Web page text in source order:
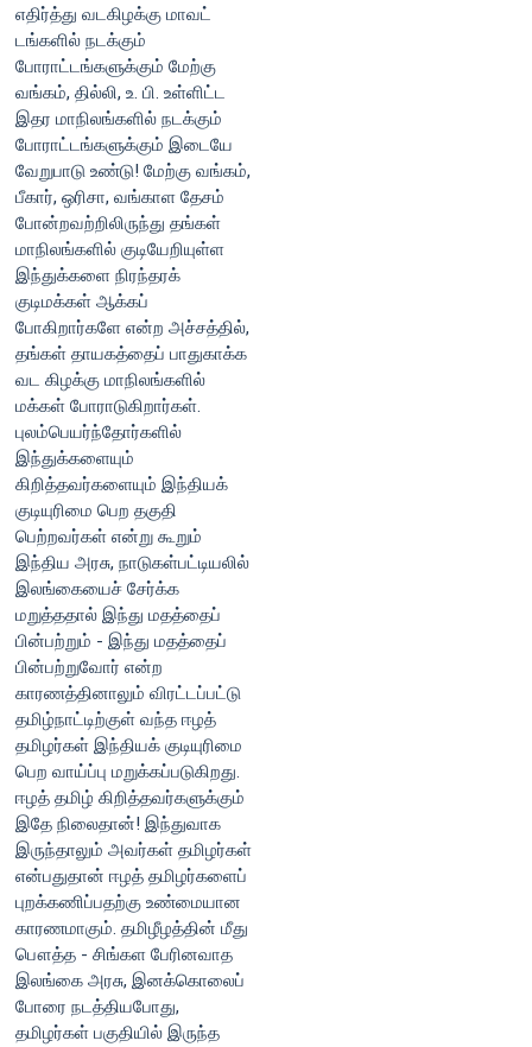
எதிர்த்து வடகிழக்கு மாவட்
டங்களில் நடக்கும்
போராட்டங்களுக்கும் மேற்கு
வங்கம், தில்லி, உ. பி. உள்ளிட்ட
இதர மாநிலங்களில் நடக்கும்
போராட்டங்களுக்கும் இடையே
வேறுபாடு உண்டு! மேற்கு வங்கம்,
பீகார், ஒரிசா, வங்காள தேசம்
போன்றவற்றிலிருந்து தங்கள்
மாநிலங்களில் குடியேறியுள்ள
இந்துக்களை நிரந்தரக்
குடிமக்கள் ஆக்கப்
போகிறார்களே என்ற அச்சத்தில்,
தங்கள் தாயகத்தைப் பாதுகாக்க
வட கிழக்கு மாநிலங்களில்
மக்கள் போராடுகிறார்கள்.
புலம்பெயர்ந்தோர்களில்
இந்துக்களையும்
கிறித்தவர்களையும் இந்தியக்
குடியுரிமை பெற தகுதி
பெற்றவர்கள் என்று கூறும்
இந்திய அரசு, நாடுகள்பட்டியலில்
இலங்கையைச் சேர்க்க
மறுத்ததால் இந்து மதத்தைப்
பின்பற்றும் - இந்து மதத்தைப்
பின்பற்றுவோர் என்ற
காரணத்தினாலும் விரட்டப்பட்டு
தமிழ்நாட்டிற்குள் வந்த ஈழத்
தமிழர்கள் இந்தியக் குடியுரிமை
பெற வாய்ப்பு மறுக்கப்படுகிறது.
ஈழத் தமிழ் கிறித்தவர்களுக்கும்
இதே நிலைதான்! இந்துவாக
இருந்தாலும் அவர்கள் தமிழர்கள்
என்பதுதான் ஈழத் தமிழர்களைப்
புறக்கணிப்பதற்கு உண்மையான
காரணமாகும். தமிழீழத்தின் மீது
பௌத்த - சிங்கள பேரினவாத
இலங்கை அரசு, இனக்கொலைப்
போரை நடத்தியபோது,
தமிழர்கள் பகுதியில் இருந்த